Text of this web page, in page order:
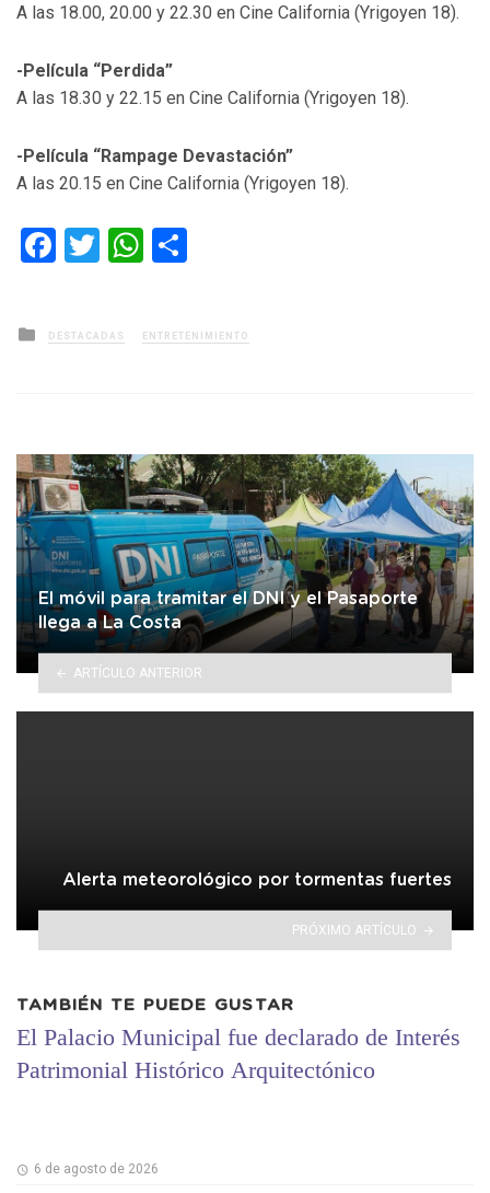
A las 18.00, 20.00 y 22.30 en Cine California (Yrigoyen 18).
-Película “Perdida”
A las 18.30 y 22.15 en Cine California (Yrigoyen 18).
-Película “Rampage Devastación”
A las 20.15 en Cine California (Yrigoyen 18).
Facebook
TwitterWhatsApp
Posted
in
DESTACADAS ENTRETENIMIENTO
El móvil para tramitar el DNI y el Pasaporte
llega a La Costa
ARTÍCULO ANTERIOR
Alerta meteorológico por tormentas fuertes
PRÓXIMO ARTÍCULO
TAMBIÉN TE PUEDE GUSTAR
El Palacio Municipal fue declarado de Interés
Patrimonial Histórico Arquitectónico
6 de agosto de 2026